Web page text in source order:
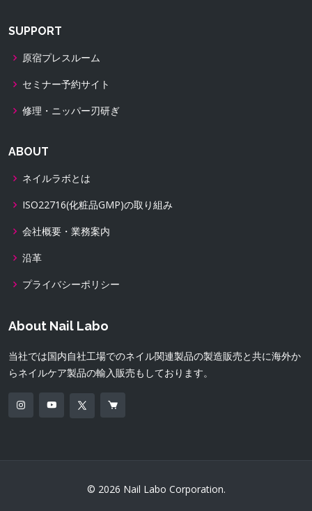
SUPPORT
原宿プレスルーム
セミナー予約サイト
修理・ニッパー刃研ぎ
ABOUT
ネイルラボとは
ISO22716(化粧品GMP)の取り組み
会社概要・業務案内
沿革
プライバシーポリシー
About Nail Labo
当社では国内自社工場でのネイル関連製品の製造販売と共に海外か
らネイルケア製品の輸入販売もしております。
© 2026 Nail Labo Corporation.